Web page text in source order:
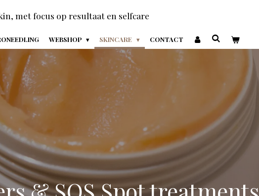
met focus op resultaat en selfcare
WEBSHOP SKINCARE CONTACT